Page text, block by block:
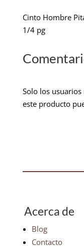
Cinto Hombre
1/4 pg
Solo los
este producto
Acerca de
Blog
Contacto